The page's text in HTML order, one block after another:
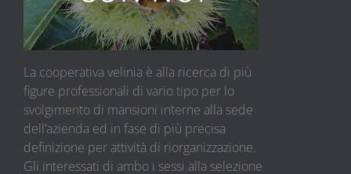
La cooperativa velinia è alla ricerca di più
figure professionali di vario tipo per lo
svolgimento di mansioni interne alla sede
dell’azienda ed in fase di più precisa
definizione per attività di riorganizzazione.
Gli interessati di ambo i sessi alla selezione